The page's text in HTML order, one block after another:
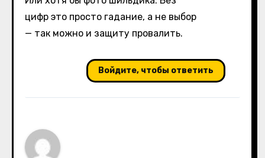
цифр это просто гадание, а не выбор
— так можно и защиту провалить.
Войдите, чтобы ответить